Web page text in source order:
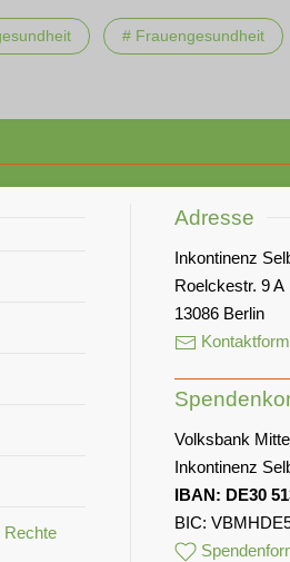
# Frauengesundheit
Rechte
Adresse
Inkontinenz
Roelckestr. 9 A
13086 Berlin
Volksbank
Inkontinenz
IBAN: DE30
BIC: